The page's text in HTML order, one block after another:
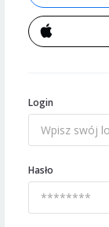
Login
Hasło